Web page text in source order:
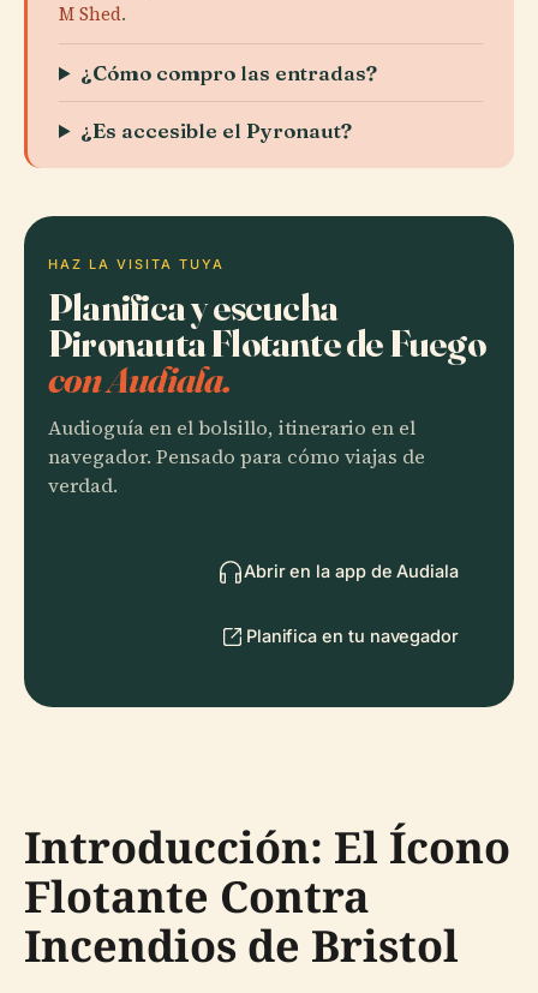
M Shed.
¿Cómo compro las entradas?
¿Es accesible el Pyronaut?
HAZ LA VISITA TUYA
Planifica y escucha
Pironauta Flotante de Fuego
con Audiala.
Audioguía en el bolsillo, itinerario en el
navegador. Pensado para cómo viajas de
verdad.
Abrir en la app de Audiala
Planifica en tu navegador
Introducción: El Ícono
Flotante Contra
Incendios de Bristol